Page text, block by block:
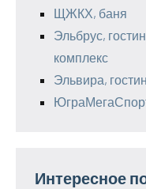
ЩЖКХ, баня
Эльбрус,
комплекс
Эльвира,
Интересное